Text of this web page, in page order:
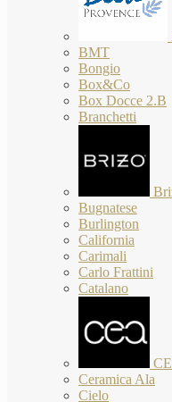
BMT
Bongio
Box&Co
Box Docce 2.B
Branchetti
Bugnatese
Burlington
California
Carimali
Carlo Frattini
Catalano
Ceramica Ala
Cielo